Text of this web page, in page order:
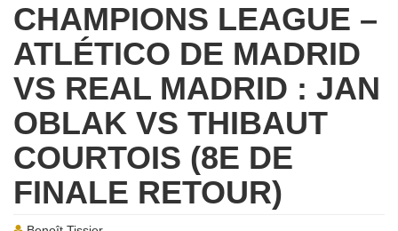
CHAMPIONS LEAGUE –
ATLÉTICO DE MADRID
VS REAL MADRID : JAN
OBLAK VS THIBAUT
COURTOIS (8E DE
FINALE RETOUR)